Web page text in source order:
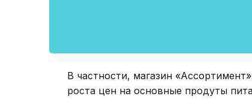
В частности, магазин
роста цен на основные продуты